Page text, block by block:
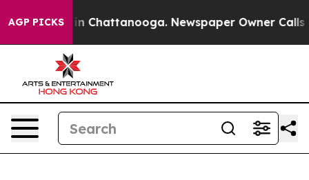
AGP PICKS
Chaos in Chattanooga. Newspaper Owner Calls